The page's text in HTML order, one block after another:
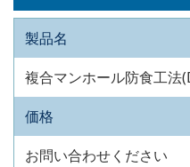
製品名
複合マンホール防食工法
価格
お問い合わせください